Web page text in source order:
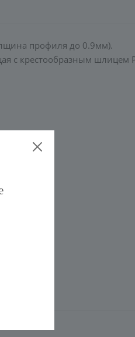
профиля до 0.9мм).
с крестообразным шлицем